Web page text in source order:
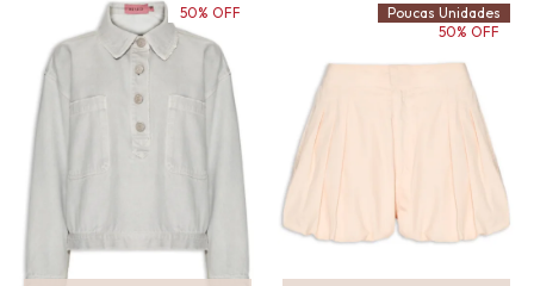
50% OFF
Poucas Unidades
50% OFF